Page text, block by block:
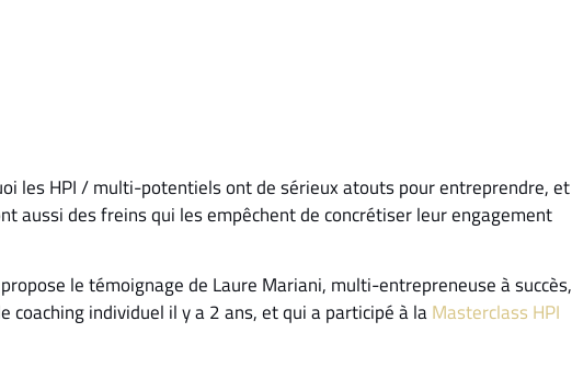
les HPI / multi-potentiels ont de sérieux atouts pour entreprendre, et
aussi des freins qui les empêchent de concrétiser leur engagement
le témoignage de Laure Mariani, multi-entrepreneuse à succès,
coaching individuel il y a 2 ans, et qui a participé à laMasterclass HPI